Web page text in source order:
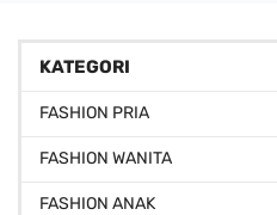
KATEGORI
FASHION PRIA
FASHION WANITA
FASHION ANAK